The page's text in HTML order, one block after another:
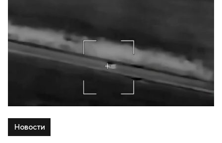
Новости